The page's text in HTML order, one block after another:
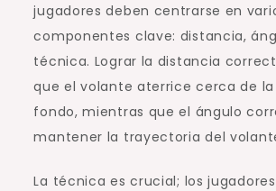
jugadores deben centrarse en
componentes clave: distancia,
técnica. Lograr la distancia
que el volante aterrice cerca de
fondo, mientras que el ángulo
mantener la trayectoria del
La técnica es crucial; los